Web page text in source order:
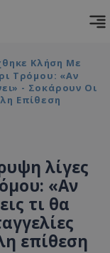
Κλήση Με
Τρόμου: «Αν
- Σοκάρουν Οι
Επίθεση
λίγες
«Αν
τι θα
επίθεση